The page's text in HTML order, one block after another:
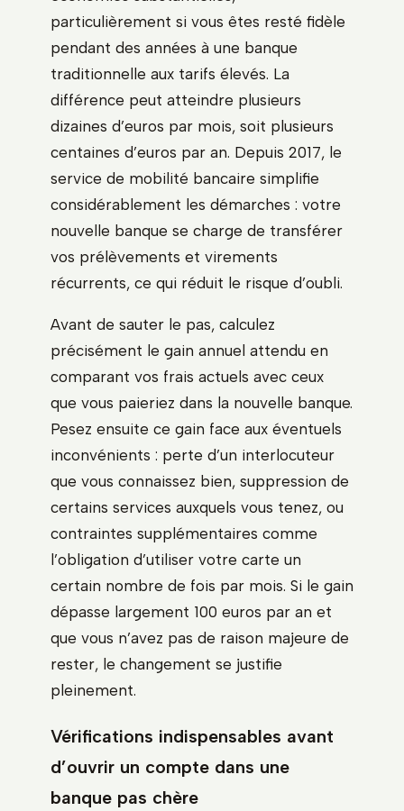
particulièrement si vous êtes resté fidèle
pendant des années à une banque
traditionnelle aux tarifs élevés. La
différence peut atteindre plusieurs
dizaines d’euros par mois, soit plusieurs
centaines d’euros par an. Depuis 2017, le
service de mobilité bancaire simplifie
considérablement les démarches : votre
nouvelle banque se charge de transférer
vos prélèvements et virements
récurrents, ce qui réduit le risque d’oubli.
Avant de sauter le pas, calculez
précisément le gain annuel attendu en
comparant vos frais actuels avec ceux
que vous paieriez dans la nouvelle banque.
Pesez ensuite ce gain face aux éventuels
inconvénients : perte d’un interlocuteur
que vous connaissez bien, suppression de
certains services auxquels vous tenez, ou
contraintes supplémentaires comme
l’obligation d’utiliser votre carte un
certain nombre de fois par mois. Si le gain
dépasse largement 100 euros par an et
que vous n’avez pas de raison majeure de
rester, le changement se justifie
pleinement.
Vérifications indispensables avant
d’ouvrir un compte dans une
banque pas chère